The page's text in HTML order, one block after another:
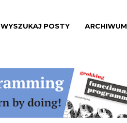
WYSZUKAJ POSTY ARCHIWUM